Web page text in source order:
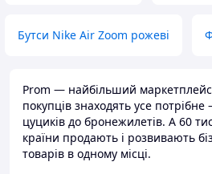
Бутси Nike Air Zoom рожеві
Prom — найбільший
покупців знаходять усе
цуциків до бронежилетів. А 60
країни продають і розвивають
товарів в одному місці.